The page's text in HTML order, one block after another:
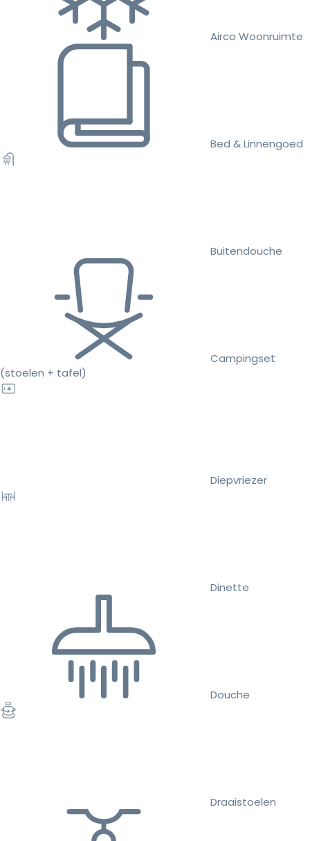
Airco Woonruimte
Bed & Linnengoed
Buitendouche
Campingset
(stoelen + tafel)
Diepvriezer
Dinette
Douche
Draaistoelen